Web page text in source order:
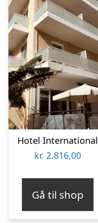
Hotel International
kr. 2.816,00
Gå til shop